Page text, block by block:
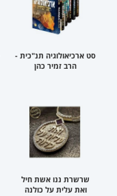
סט ארכיאולוגיה תנ"כית -
הרב זמיר כהן
שרשרת ננו אשת חיל
ואת עלית על כולנה